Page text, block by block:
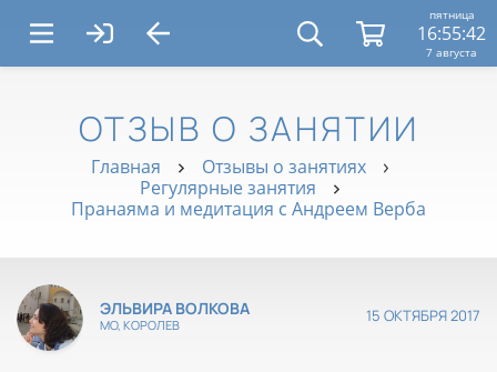
пятница
16:55:42
7 августа
ОТЗЫВ О ЗАНЯТИИ
Главная
Отзывы о занятиях
Регулярные занятия
Пранаяма и медитация с Андреем Верба
ЭЛЬВИРА ВОЛКОВА
МО, КОРОЛЕВ 15 ОКТЯБРЯ 2017